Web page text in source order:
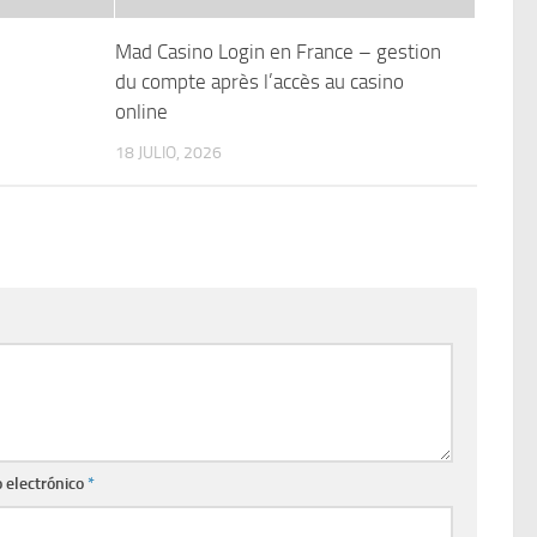
Mad Casino Login en France – gestion
du compte après l’accès au casino
online
18 JULIO, 2026
electrónico*